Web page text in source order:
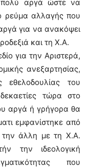
πολύ αργά ώστε να
ρεύμα αλλαγής που
για να ανακόψει
και τη Χ.Α.
για την Αριστερά,
ανεξαρτησίας,
εθελοδουλίας του
τώρα στο
αργά ή γρήγορα θα
εμφανίστηκε από
άλλη με τη Χ.Α.
την ιδεολογική
που